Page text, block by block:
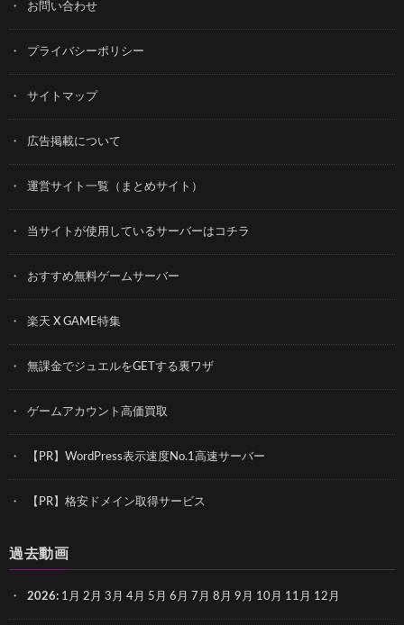
お問い合わせ
プライバシーポリシー
サイトマップ
広告掲載について
運営サイト一覧（まとめサイト）
当サイトが使用しているサーバーはコチラ
おすすめ無料ゲームサーバー
楽天 X GAME特集
無課金でジュエルをGETする裏ワザ
ゲームアカウント高価買取
【PR】WordPress表示速度No.1高速サーバー
【PR】格安ドメイン取得サービス
過去動画
2026: 1月 2月 3月 4月 5月 6月 7月 8月 9月 10月 11月 12月